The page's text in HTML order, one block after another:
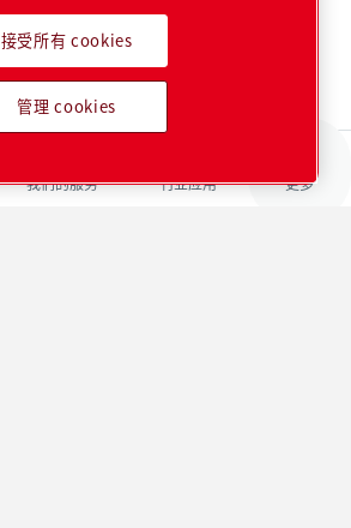
我们的服务 行业应用 更多
接受所有 cookies
管理 cookies